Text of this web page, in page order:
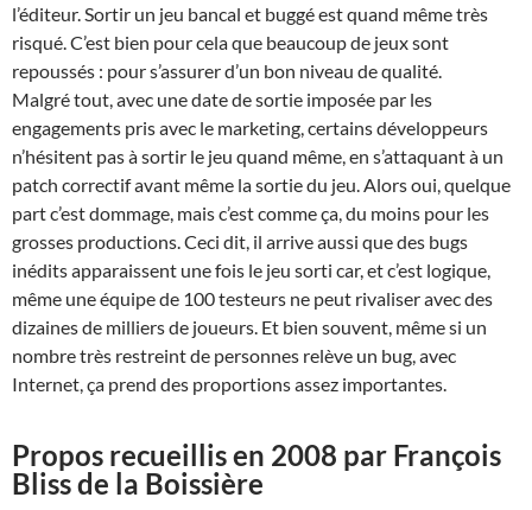
l’éditeur. Sortir un jeu bancal et buggé est quand même très
risqué. C’est bien pour cela que beaucoup de jeux sont
repoussés : pour s’assurer d’un bon niveau de qualité.
Malgré tout, avec une date de sortie imposée par les
engagements pris avec le marketing, certains développeurs
n’hésitent pas à sortir le jeu quand même, en s’attaquant à un
patch correctif avant même la sortie du jeu. Alors oui, quelque
part c’est dommage, mais c’est comme ça, du moins pour les
grosses productions. Ceci dit, il arrive aussi que des bugs
inédits apparaissent une fois le jeu sorti car, et c’est logique,
même une équipe de 100 testeurs ne peut rivaliser avec des
dizaines de milliers de joueurs. Et bien souvent, même si un
nombre très restreint de personnes relève un bug, avec
Internet, ça prend des proportions assez importantes.
Propos recueillis en 2008 par François
Bliss de la Boissière